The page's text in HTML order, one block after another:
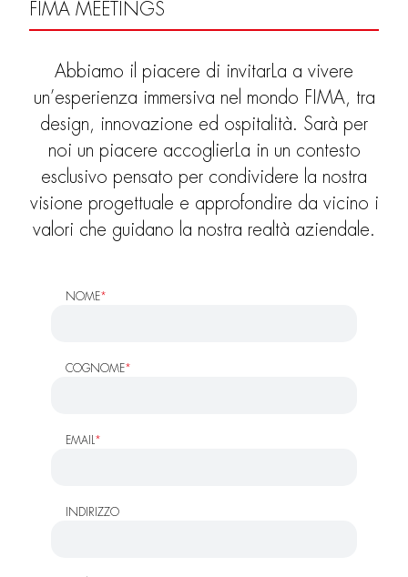
FIMA MEETINGS
Abbiamo il piacere di invitarLa a vivere
un’esperienza immersiva nel mondo FIMA, tra
design, innovazione ed ospitalità. Sarà per
noi un piacere accoglierLa in un contesto
esclusivo pensato per condividere la nostra
visione progettuale e approfondire da vicino i
valori che guidano la nostra realtà aziendale.
NOME*
COGNOME*
EMAIL *
INDIRIZZO